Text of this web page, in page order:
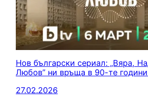
Нов български сериал: „Вяра,
Любов” ни връща в 90-те
27.02.2026